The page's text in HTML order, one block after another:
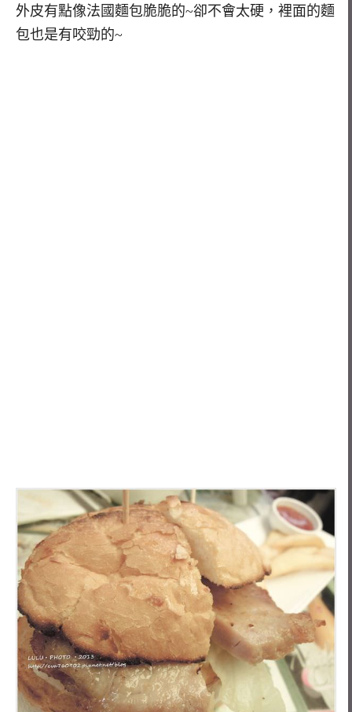
外皮有點像法國麵包脆脆的~卻不會太硬，裡面的麵
包也是有咬勁的~